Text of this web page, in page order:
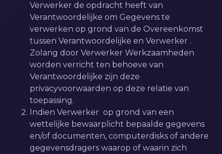
Verwerker de opdracht heeft van
Verantwoordelijke om Gegevens te
verwerken op grond van de Overeenkomst
tussen Verantwoordelijke en Verwerker .
Zolang door Verwerker Werkzaamheden
worden verricht ten behoeve van
Verantwoordelijke zijn deze
privacyvoorwaarden op deze relatie van
toepassing.
Indien Verwerker op grond van een
wettelijke bewaarplicht bepaalde gegevens
en/of documenten, computerdisks of andere
gegevensdragers waarop of waarin zich